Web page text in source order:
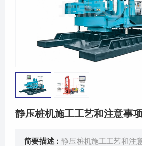
静压桩机施工工艺和注意事
简要描述：静压桩机施工工艺和注